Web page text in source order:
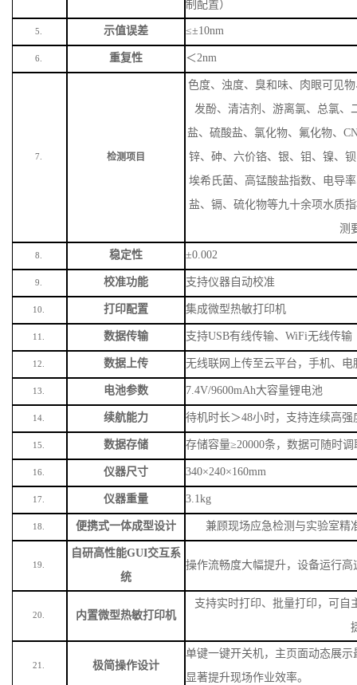
制配置）
5. 示值误差 ≤±10nm
6. 重复性 ＜2nm
7. 检测项目
色度、浊度、臭和味、肉眼可见物
发酚、清洁剂、游离氯、总氯、
盐、硫酸盐、氯化物、氟化物、
锌、砷、六价铬、银、钼、镍、
埃希氏菌、高锰酸盐指数、电导
盐、镉、硫化物等九十余项水质
测
8. 稳定性 ±0.002
9. 校准功能 支持仪器自动校准
10. 打印配置 集成微型热敏打印机
11. 数据传输 支持USB有线传输、WiFi无线传输
12. 数据上传 无线联网上传至云平台，手机、
13. 电池参数 7.4V/9600mAh大容量锂电池
14. 续航能力 待机时长＞48小时，支持连续高
15. 数据存储 存储容量≥20000条，数据可随时
16. 仪器尺寸 340×240×160mm
17. 仪器重量 3.1kg
18. 便携式一体成型设计 兼顾现场应急检测与实验室精
19.
自研高性能GUI交互系
统
操作流畅度大幅提升，设备运行
20. 内置微型热敏打印机
支持实时打印、批量打印，可自
21. 极简操作设计
单键一键开关机，主页面动态展
显著提升现场作业效率。